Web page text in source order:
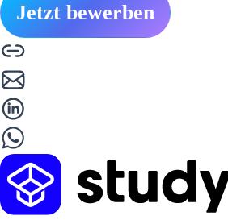
Jetzt bewerben